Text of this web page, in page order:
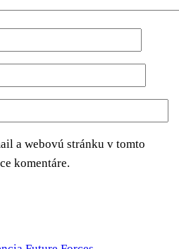
a webovú stránku v tomto
komentáre.